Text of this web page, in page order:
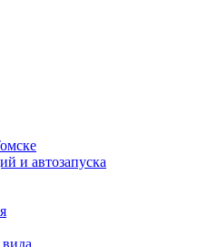
и автозапуска